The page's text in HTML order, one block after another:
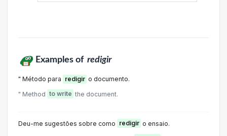
Examples of redigir
" Método para redigir o documento.
" Method to write the document.
Deu-me sugestões sobre como redigir o ensaio.